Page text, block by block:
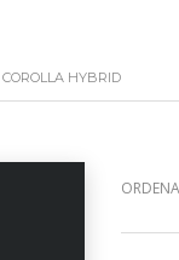
COROLLA HYBRID